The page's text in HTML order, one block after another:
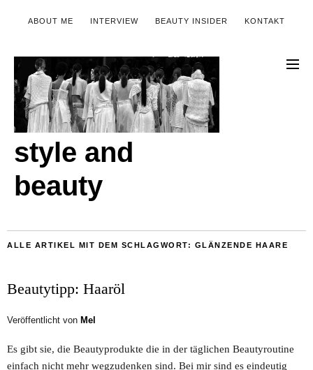
ABOUT ME INTERVIEW BEAUTY INSIDER KONTAKT
style and
beauty
ALLE ARTIKEL MIT DEM SCHLAGWORT: GLÄNZENDE HAARE
Beautytipp: Haaröl
Veröffentlicht von Mel
Es gibt sie, die Beautyprodukte die in der täglichen Beautyroutine
einfach nicht mehr wegzudenken sind. Bei mir sind es eindeutig